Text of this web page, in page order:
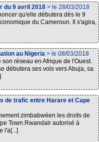
du 9 avril 2018 > le 28/03/2018
qu'elle débutera dès le 9
du Cameroun. Il s'agira,
au Nigeria > le 08/03/2018
réseau en Afrique de l'Ouest.
débutera ses vols vers Abuja, sa
de trafic entre Harare et Cape
zimbabwéen les droits de
Town.Rwandair autorisé à
l'a[...]